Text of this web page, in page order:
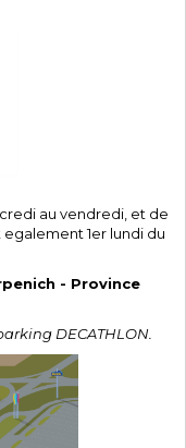
au vendredi, et de
egalement 1er lundi du
- Province
DECATHLON.